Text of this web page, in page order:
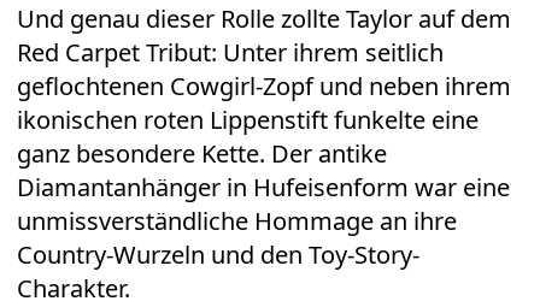
Und genau dieser Rolle zollte Taylor auf dem
Red Carpet Tribut: Unter ihrem seitlich
geflochtenen Cowgirl-Zopf und neben ihrem
ikonischen roten Lippenstift funkelte eine
ganz besondere Kette. Der antike
Diamantanhänger in Hufeisenform war eine
unmissverständliche Hommage an ihre
Country-Wurzeln und den Toy-Story-
Charakter.